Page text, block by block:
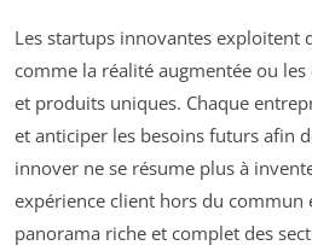
Les startups innovantes exploitent
comme la réalité augmentée ou
et produits uniques. Chaque
et anticiper les besoins futurs afin
innover ne se résume plus à
expérience client hors du
panorama riche et complet des